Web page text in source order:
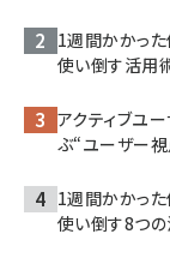
1週間かかっ
使い倒す活用
アクティブユ
ぶ“ユーザー
1週間かかっ
使い倒す8つの